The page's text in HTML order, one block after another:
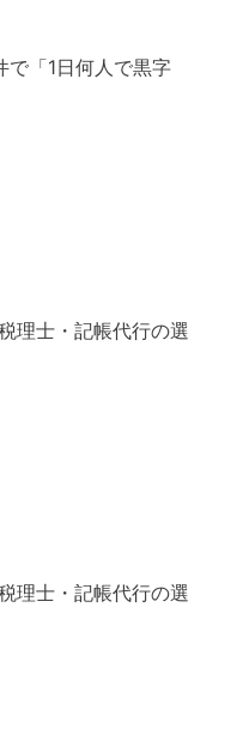
で「1日何人で黒字
理士・記帳代行の選
理士・記帳代行の選